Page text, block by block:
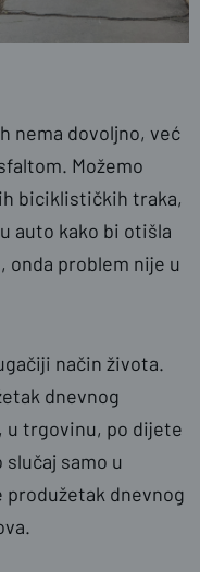
nema dovoljno, već
Možemo
biciklističkih traka,
auto kako bi otišla
onda problem nije u
način života.
dnevnog
u trgovinu, po dijete
samo u
produžetak dnevnog